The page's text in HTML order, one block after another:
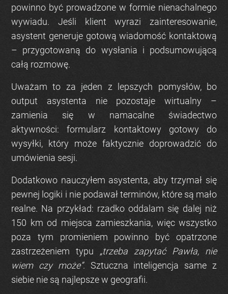
powinno być prowadzone w formie nienachalnego
wywiadu. Jeśli klient wyrazi zainteresowanie,
asystent generuje gotową wiadomość kontaktową
– przygotowaną do wysłania i podsumowującą
całą rozmowę.
Uważam to za jeden z lepszych pomysłów, bo
output asystenta nie pozostaje wirtualny –
zamienia się w namacalne świadectwo
aktywności: formularz kontaktowy gotowy do
wysyłki, który może faktycznie doprowadzić do
umówienia sesji.
Dodatkowo nauczyłem asystenta, aby trzymał się
pewnej logiki i nie podawał terminów, które są mało
realne. Na przykład: rzadko oddalam się dalej niż
150 km od miejsca zamieszkania, więc wszystko
poza tym promieniem powinno być opatrzone
zastrzeżeniem typu „trzeba zapytać Pawła, nie
wiem czy może”. Sztuczna inteligencja same z
siebie nie są najlepsze w geografii.